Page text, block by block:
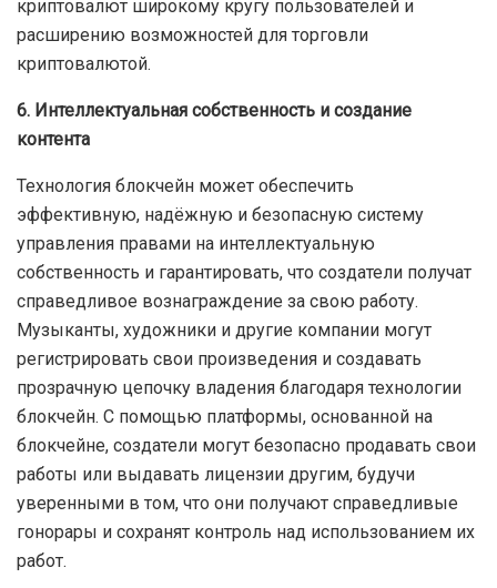
криптовалют широкому кругу пользователей и
расширению возможностей для торговли
криптовалютой.
6. Интеллектуальная собственность и создание
контента
Технология блокчейн может обеспечить
эффективную, надёжную и безопасную систему
управления правами на интеллектуальную
собственность и гарантировать, что создатели получат
справедливое вознаграждение за свою работу.
Музыканты, художники и другие компании могут
регистрировать свои произведения и создавать
прозрачную цепочку владения благодаря технологии
блокчейн. С помощью платформы, основанной на
блокчейне, создатели могут безопасно продавать свои
работы или выдавать лицензии другим, будучи
уверенными в том, что они получают справедливые
гонорары и сохранят контроль над использованием их
работ.